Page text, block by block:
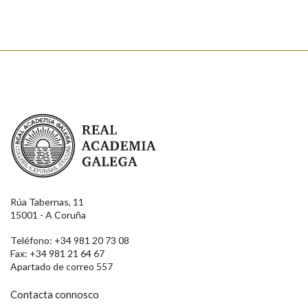
Real Academia Galega
Rúa Tabernas, 11
15001 - A Coruña
Teléfono: +34 981 20 73 08
Fax: +34 981 21 64 67
Apartado de correo 557
Contacta connosco